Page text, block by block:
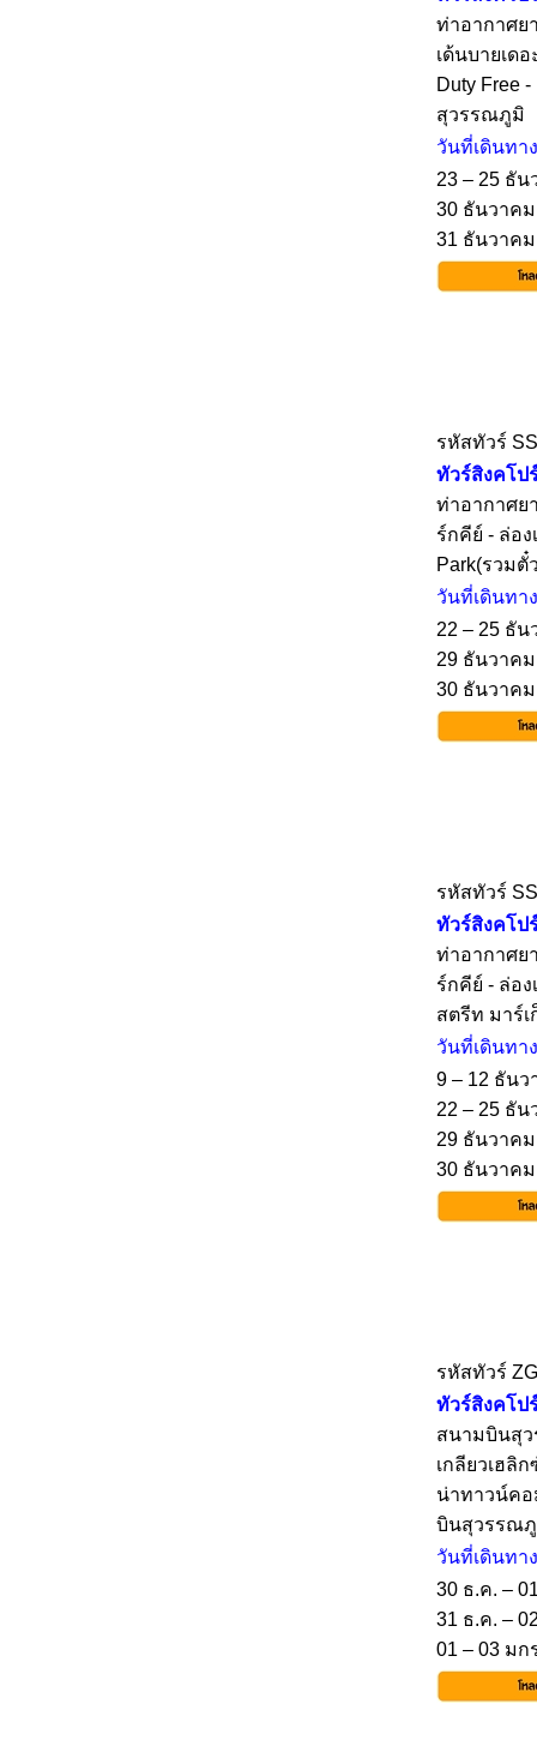
ท่าอากาศย
เด้นบายเด
Duty Free
สุวรรณภูมิ
วันที่เดินทาง
23 – 25 ธั
30 ธันวาค
31 ธันวาค
รหัสทัวร์
ทัวร์สิงคโป
ท่าอากาศย
ร์กคีย์ - ล่อง
Park(รวมตั๋
วันที่เดินทาง
22 – 25 ธั
29 ธันวาค
30 ธันวาค
รหัสทัวร์
ทัวร์สิงคโป
ท่าอากาศย
ร์กคีย์ - ล่อ
สตรีท มาร์เ
วันที่เดินทาง
9 – 12 ธัน
22 – 25 ธั
29 ธันวาค
30 ธันวาค
รหัสทัวร์
ทัวร์สิงคโป
สนามบินสุว
เกลียวเฮลิ
น่าทาวน์คอ
บินสุวรรณ
วันที่เดินทาง
30 ธ.ค. –
31 ธ.ค. –
01 – 03 มก